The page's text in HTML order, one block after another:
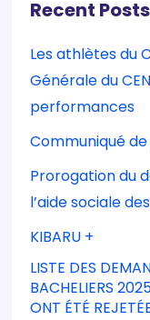
Recent Posts
Les athlètes du
Générale du
performances
Communiqué
Prorogation du
l’aide sociale
KIBARU +
LISTE DES
BACHELIERS
ONT ÉTÉ